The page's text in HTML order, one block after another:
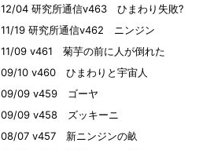
12/04 研究所通信v463 ひまわり失敗?
11/19 研究所通信v462 ニンジン
11/09 v461 菊芋の前に人が倒れた
09/10 v460 ひまわりと宇宙人
09/09 v459 ゴーヤ
09/09 v458 ズッキーニ
08/07 v457 新ニンジンの畝